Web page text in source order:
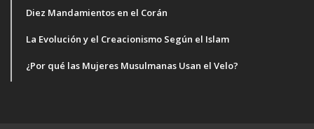
Diez Mandamientos en el Corán
La Evolución y el Creacionismo Según el Islam
¿Por qué las Mujeres Musulmanas Usan el Velo?